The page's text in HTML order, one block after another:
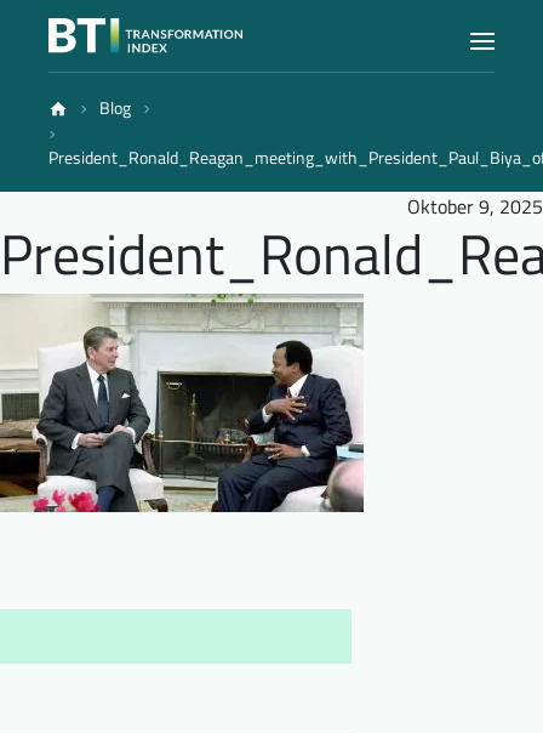
Index
Berichte
Methode
Blog
FAQ Newsletter
Kontakt
Blog
Oktober 9, 2025